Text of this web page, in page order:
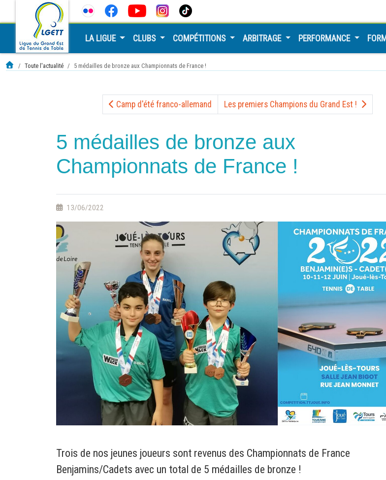
LA LIGUE CLUBS COMPÉTITIONS ARBITRAGE PERFORMANCE
Toute l'actualité 5 médailles de bronze aux Championnats de France !
Camp d'été franco-allemand Les premiers Champions du Grand Est !
5 médailles de bronze aux
Championnats de France !
13/06/2022
Trois de nos jeunes joueurs sont revenus des Championnats de France
Benjamins/Cadets avec un total de 5 médailles de bronze !